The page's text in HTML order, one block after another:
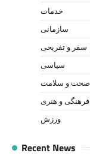
خدمات
سازمانی
سفر و تفریحی
سیاسی
صحت و سلامت
فرهنگی و هنری
ورزش
Recent News